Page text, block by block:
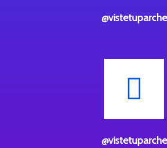
@vistetuparche
@vistetuparche